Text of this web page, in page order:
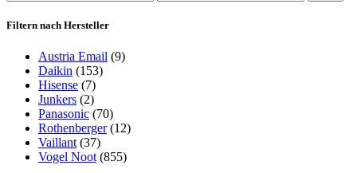
Filtern nach Hersteller
Austria Email (9)
Daikin (153)
Hisense (7)
Junkers (2)
Panasonic (70)
Rothenberger (12)
Vaillant (37)
Vogel Noot (855)